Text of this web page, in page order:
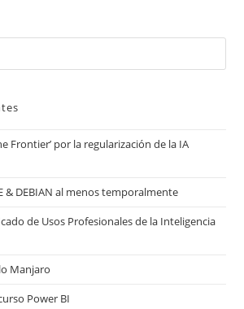
Frontier’ por la regularización de la IA
& DEBIAN al menos temporalmente
de Usos Profesionales de la Inteligencia
Manjaro
Power BI